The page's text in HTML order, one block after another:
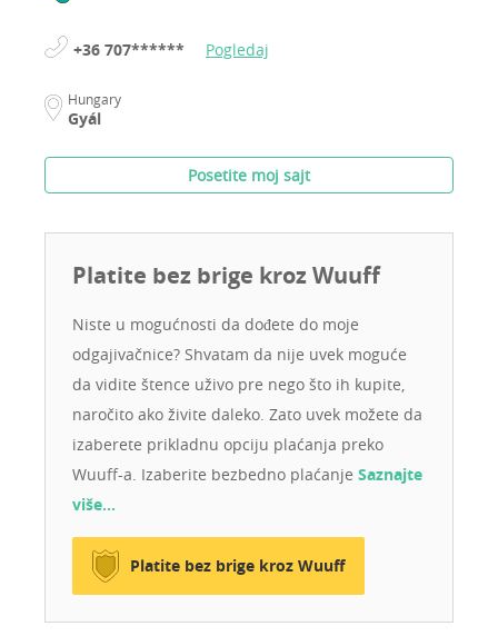
+36 707****** Pogledaj
Hungary
Gyál
Posetite moj sajt
Platite bez brige kroz Wuuff
Niste u mogućnosti da dođete do moje
odgajivačnice? Shvatam da nije uvek moguće
da vidite štence uživo pre nego što ih kupite,
naročito ako živite daleko. Zato uvek možete da
izaberete prikladnu opciju plaćanja preko
Wuuff-a. Izaberite bezbedno plaćanje Saznajte
više…
Platite bez brige kroz Wuuff